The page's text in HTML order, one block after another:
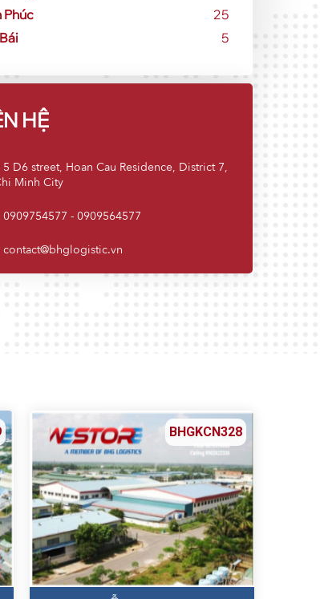
Phúc
25
5
HỆ
5 D6 street, Hoan Cau Residence, District 7,
Minh City
0909754577 - 0909564577
contact@bhglogistic.vn
BHGKCN328